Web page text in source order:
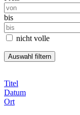
bis
nicht volle
Titel
Datum
Ort